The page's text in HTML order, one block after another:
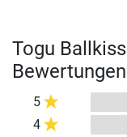
Togu
Bewertungen
5
4